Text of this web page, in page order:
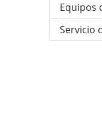
Equipos
Servicio